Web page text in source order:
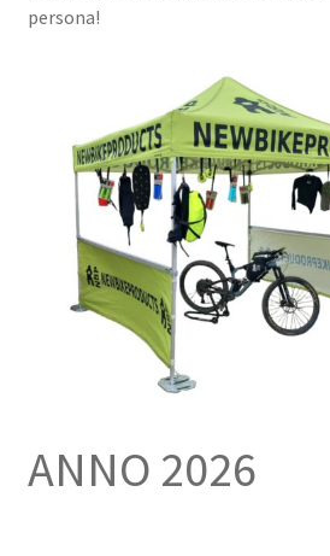
persona!
ANNO 2026